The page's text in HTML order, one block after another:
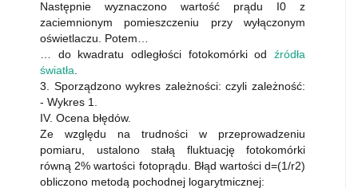
Następnie wyznaczono wartość prądu I0 z
zaciemnionym pomieszczeniu przy wyłączonym
oświetlaczu. Potem…
… do kwadratu odległości fotokomórki od źródła
światła
3. Sporządzono wykres zależności: czyli zależność:
- Wykres 1.
IV. Ocena błędów.
Ze względu na trudności w przeprowadzeniu
pomiaru, ustalono stałą fluktuację fotokomórki
równą 2% wartości fotoprądu. Błąd wartości d=(1/r2)
obliczono metodą pochodnej logarytmicznej: